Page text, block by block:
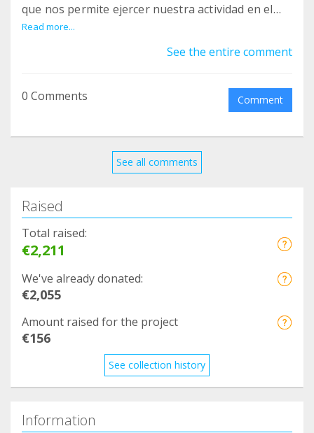
que nos permite ejercer nuestra actividad en el
país con todas las garantías: la propia
autorización para ejercer nuestra actividad, el
Ánimo de Lucro de Burkina Faso y,
con el Gobierno de Burkina Faso.
Read more...
See the entire comment
0 Comments Comment
See all comments
Raised
Total raised:
€2,211
We've already donated:
€2,055
Amount raised for the project
€156
See collection history
Information